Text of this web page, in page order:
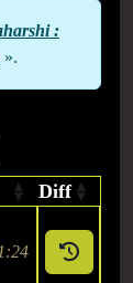
:
».
Diff